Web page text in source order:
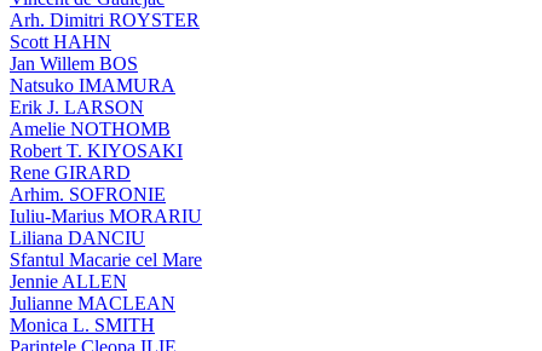
Arh. Dimitri ROYSTER
Scott HAHN
Jan Willem BOS
Natsuko IMAMURA
Erik J. LARSON
Amelie NOTHOMB
Robert T. KIYOSAKI
Rene GIRARD
Arhim. SOFRONIE
Iuliu-Marius MORARIU
Liliana DANCIU
Sfantul Macarie cel Mare
Jennie ALLEN
Julianne MACLEAN
Monica L. SMITH
Parintele Cleopa ILIE